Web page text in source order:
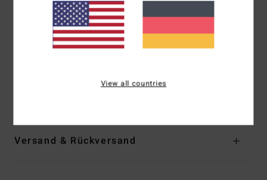
Ärmel:Kurze Flatterärmel
Verschluss:Knopfleiste vorne
Logo:Metallplakette
Versand & Rückversand
View all countries